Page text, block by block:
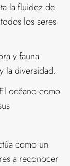
la fluidez de
los seres
y fauna
la diversidad.
El océano como
como un
a reconocer